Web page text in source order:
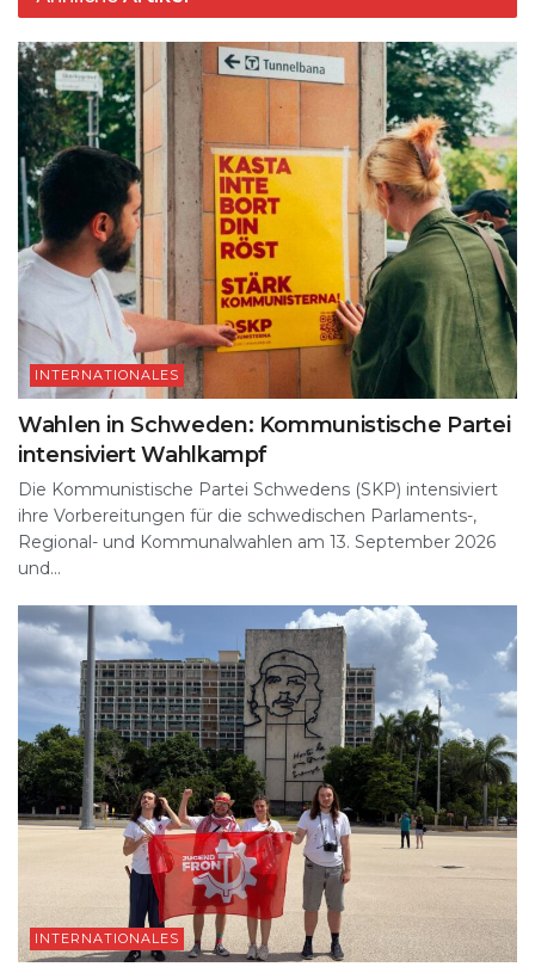
INTERNATIONALES
Wahlen in Schweden: Kommunistische Partei
intensiviert Wahlkampf
Die Kommunistische Partei Schwedens (SKP) intensiviert
ihre Vorbereitungen für die schwedischen Parlaments-,
Regional- und Kommunalwahlen am 13. September 2026
und...
INTERNATIONALES